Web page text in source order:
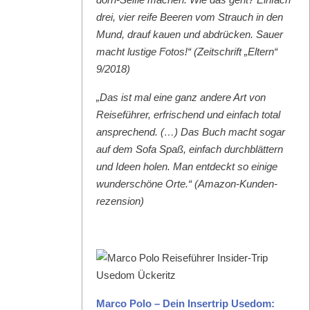
drei, vier reife Beeren vom Strauch in den
Mund, drauf kauen und abdrück­en. Sauer
macht lustige Fotos!“ (Zeitschrift „Eltern“
9/2018)
„Das ist mal eine ganz andere Art von
Reise­führer, erfrischend und ein­fach total
ansprechend. (…) Das Buch macht sog­ar
auf dem Sofa Spaß, ein­fach durch­blät­tern
und Ideen holen. Man ent­deckt so einige
wun­der­schöne Orte.“ (Ama­zon-Kun­den­
rezen­sion)
Mar­co Polo – Dein Inser­trip Use­dom: